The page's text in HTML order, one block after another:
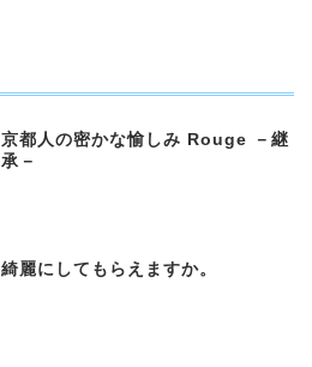
京都人の密かな愉しみ Rouge －継
承－
綺麗にしてもらえますか。